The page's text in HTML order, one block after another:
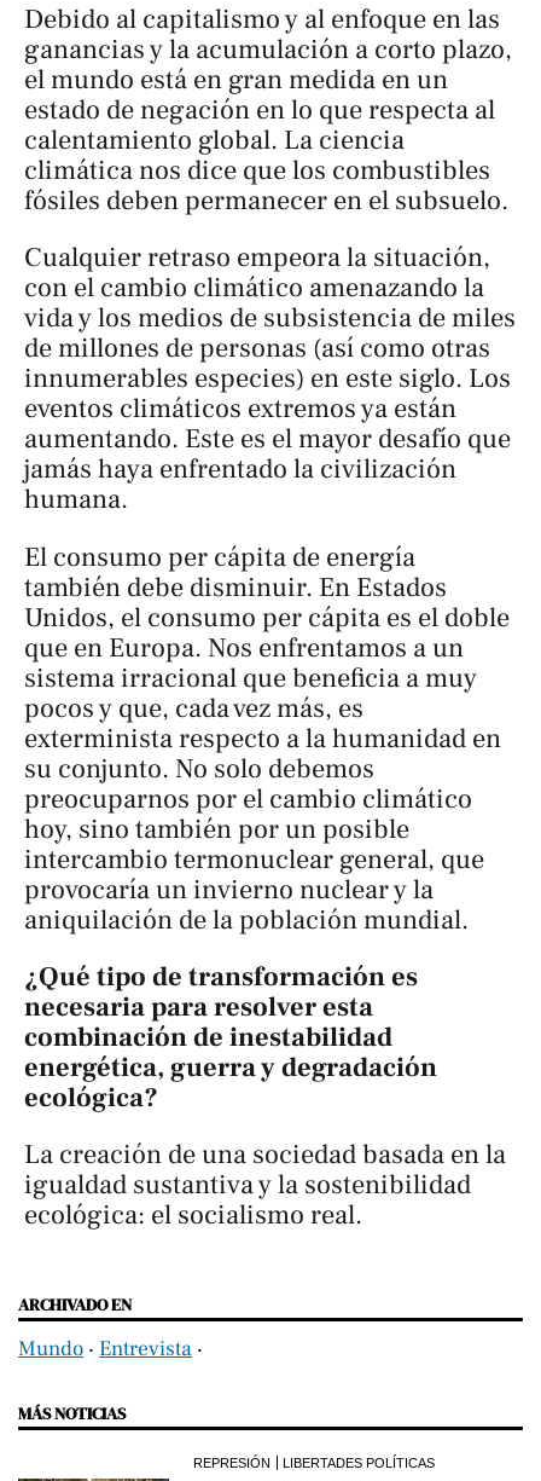
Debido al capitalismo y al enfoque en las
ganancias y la acumulación a corto plazo,
el mundo está en gran medida en un
estado de negación en lo que respecta al
calentamiento global. La ciencia
climática nos dice que los combustibles
fósiles deben permanecer en el subsuelo.
Cualquier retraso empeora la situación,
con el cambio climático amenazando la
vida y los medios de subsistencia de miles
de millones de personas (así como otras
innumerables especies) en este siglo. Los
eventos climáticos extremos ya están
aumentando. Este es el mayor desafío que
jamás haya enfrentado la civilización
humana.
El consumo per cápita de energía
también debe disminuir. En Estados
Unidos, el consumo per cápita es el doble
que en Europa. Nos enfrentamos a un
sistema irracional que beneficia a muy
pocos y que, cada vez más, es
exterminista respecto a la humanidad en
su conjunto. No solo debemos
preocuparnos por el cambio climático
hoy, sino también por un posible
intercambio termonuclear general, que
provocaría un invierno nuclear y la
aniquilación de la población mundial.
¿Qué tipo de transformación es
necesaria para resolver esta
combinación de inestabilidad
energética, guerra y degradación
ecológica?
La creación de una sociedad basada en la
igualdad sustantiva y la sostenibilidad
ecológica: el socialismo real.
ARCHIVADO EN
Mundo ‧ Entrevista ‧
MÁS NOTICIAS
REPRESIÓN LIBERTADES POLÍTICAS